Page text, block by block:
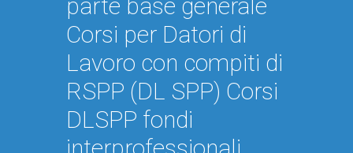
parte base generale
Corsi per Datori di
Lavoro con compiti di
RSPP (DL SPP) Corsi
DLSPP fondi